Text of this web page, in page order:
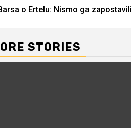
o Ertelu: Nismo ga
STORIES